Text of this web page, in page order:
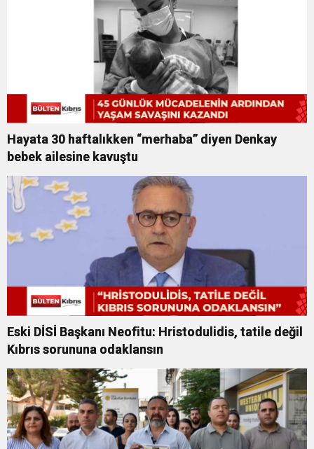
Hayata 30 haftalıkken “merhaba” diyen Denkay
bebek ailesine kavuştu
Eski DİSİ Başkanı Neofitu: Hristodulidis, tatile değil
Kıbrıs sorununa odaklansın